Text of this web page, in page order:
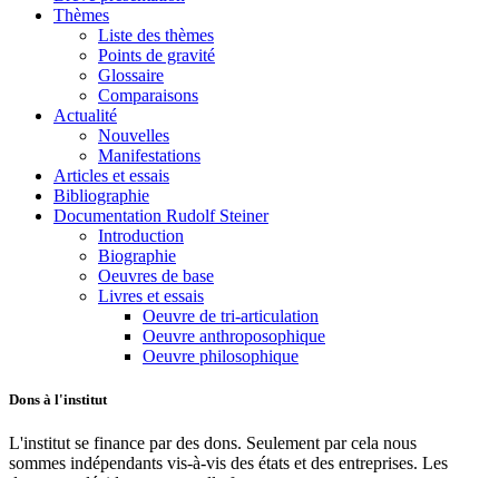
Thèmes
Liste des thèmes
Points de gravité
Glossaire
Comparaisons
Actualité
Nouvelles
Manifestations
Articles et essais
Bibliographie
Documentation Rudolf Steiner
Introduction
Biographie
Oeuvres de base
Livres et essais
Oeuvre de tri-articulation
Oeuvre anthroposophique
Oeuvre philosophique
Dons à l'institut
L'institut se finance par des dons. Seulement par cela nous
sommes indépendants vis-à-vis des états et des entreprises. Les